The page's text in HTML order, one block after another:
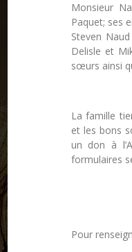
Monsieur
Paquet; ses
Steven
Delisle et
sœurs ainsi
La famille
et les bons
un don à
formulaires
Pour